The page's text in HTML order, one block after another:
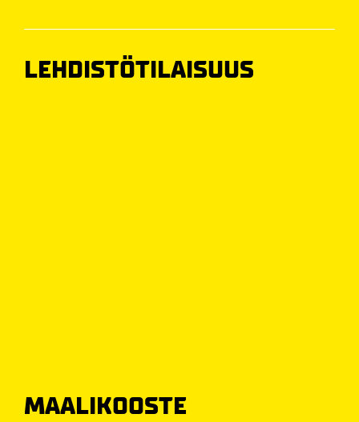
LEHDISTÖTILAISUUS
MAALIKOOSTE